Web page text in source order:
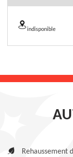
indisponible
Rehaussement